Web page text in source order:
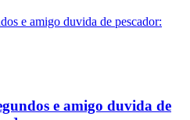
e amigo duvida de